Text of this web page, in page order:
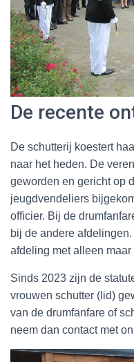
De recente
De schutterij koestert
naar het heden. De
geworden en gericht op
jeugdvendeliers
officier. Bij de
bij de andere
afdeling met alleen
Sinds 2023 zijn de
vrouwen schutter (lid)
van de drumfanfare of
neem dan contact met